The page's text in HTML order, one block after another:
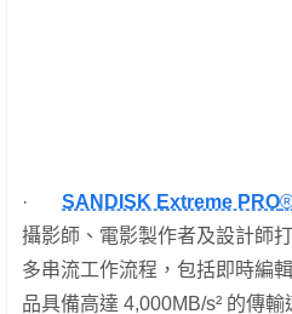
· SANDISK Extreme PRO
攝影師、電影製作者及設計師
多串流工作流程，包括即時編
品具備高達 4,000MB/s² 的傳